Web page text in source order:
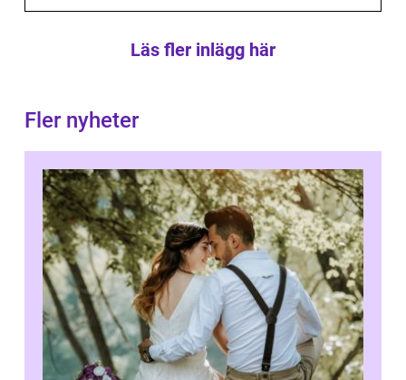
Läs fler inlägg här
Fler nyheter